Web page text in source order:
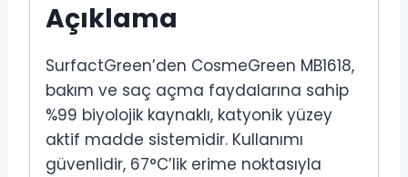
Açıklama
SurfactGreen’den CosmeGreen MB1618,
bakım ve saç açma faydalarına sahip
%99 biyolojik kaynaklı, katyonik yüzey
aktif madde sistemidir. Kullanımı
güvenlidir, 67°C’lik erime noktasıyla